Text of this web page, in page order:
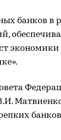
банков в